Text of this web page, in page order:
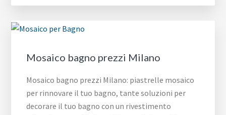
outlet
Mosaico bagno prezzi Milano
Mosaico bagno prezzi Milano: piastrelle mosaico
per rinnovare il tuo bagno, tante soluzioni per
decorare il tuo bagno con un rivestimento